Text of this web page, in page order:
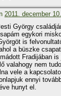
2011. december
György
egykori
is
a büszke
Fradijában
valahogy nem
vele a
ennyi
hunyt el.